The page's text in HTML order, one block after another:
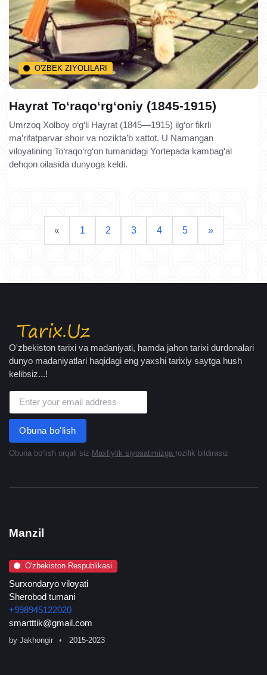
O'ZBEK ZIYOLILARI
Hayrat To‘raqo‘rg‘oniy (1845-1915)
Umrzoq Xolboy o‘g‘li Hayrat (1845—1915) ilg‘or fikrli
ma’rifatparvar shoir va nozikta’b xattot. U Namangan
viloyatining To‘raqo‘rg‘on tumanidagi Yortepada kambag‘al
dehqon oilasida dunyoga keldi.
« 1 2 3 4 5 »
O'zbekiston tarixi va madaniyati, hamda jahon tarixi durdonalari
dunyo madaniyatlari haqidagi eng yaxshi tarixiy saytga hush
kelibsiz...!
Obuna bo'lish
Obuna boʻlish orqali siz Maxfiylik siyosatimizga rozilik bildirasiz
Manzil
O'zbekiston Respublikasi
Surxondaryo viloyati
Sherobod tumani
+998945122020
smartttik@gmail.com
by Jakhongir 2015-2023